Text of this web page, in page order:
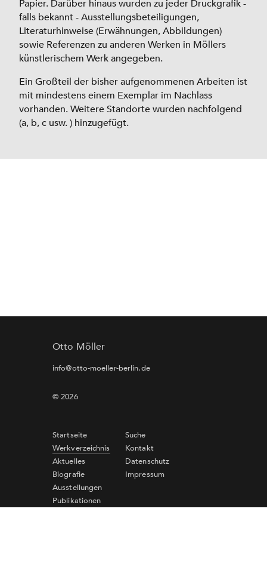
Papier. Darüber hinaus wurden zu jeder Druckgrafik -
falls bekannt - Ausstellungsbeteiligungen,
Literaturhinweise (Erwähnungen, Abbildungen)
sowie Referenzen zu anderen Werken in Möllers
künstlerischem Werk angegeben.
Ein Großteil der bisher aufgenommenen Arbeiten ist
mit mindestens einem Exemplar im Nachlass
vorhanden. Weitere Standorte wurden nachfolgend
(a, b, c usw. ) hinzugefügt.
Otto Möller
info@otto-moeller-berlin.de
© 2026
Startseite
Werkverzeichnis
Aktuelles
Biografie
Ausstellungen
Publikationen
Suche
Kontakt
Datenschutz
Impressum